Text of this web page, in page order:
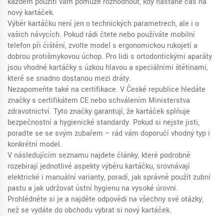
nový kartáček.
Výběr kartáčku není jen o technických parametrech, ale i o
vašich návycích. Pokud rádi čtete nebo používáte mobilní
telefon při čištění, zvolte model s ergonomickou rukojetí a
dobrou protišmykovou úchop. Pro lidi s ortodontickými aparáty
jsou vhodné kartáčky s úzkou hlavou a speciálními štětinami,
které se snadno dostanou mezi dráty.
Nezapomeňte také na certifikace. V České republice hledáte
značky s certifikátem CE nebo schválením Ministerstva
zdravotnictví. Tyto značky garantují, že kartáček splňuje
bezpečnostní a hygienické standardy. Pokud si nejste jisti,
poraďte se se svým zubařem – rád vám doporučí vhodný typ i
konkrétní model.
V následujícím seznamu najdete články, které podrobně
rozebírají jednotlivé aspekty výběru kartáčku, srovnávají
elektrické i manuální varianty, poradí, jak správně použít zubní
pastu a jak udržovat ústní hygienu na vysoké úrovni.
Prohlédněte si je a najděte odpovědi na všechny své otázky,
než se vydáte do obchodu vybrat si nový kartáček.